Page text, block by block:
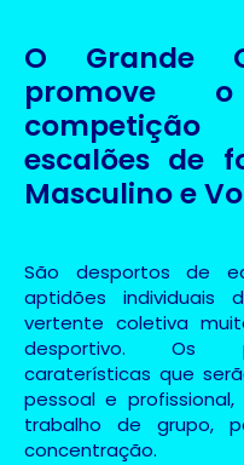
O Grande
promove
escalões de
Masculino e
São desportos de
aptidões individuais
vertente coletiva
desportivo. Os
caraterísticas que
pessoal e
trabalho de grupo,
concentração.